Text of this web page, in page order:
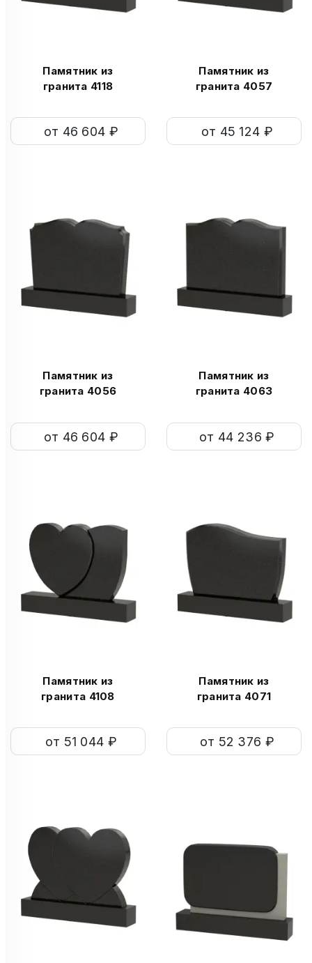
Памятник из
гранита 4118
от 46 604 ₽
Памятник из
гранита 4057
от 45 124 ₽
Памятник из
гранита 4056
от 46 604 ₽
Памятник из
гранита 4063
от 44 236 ₽
Памятник из
гранита 4108
от 51 044 ₽
Памятник из
гранита 4071
от 52 376 ₽